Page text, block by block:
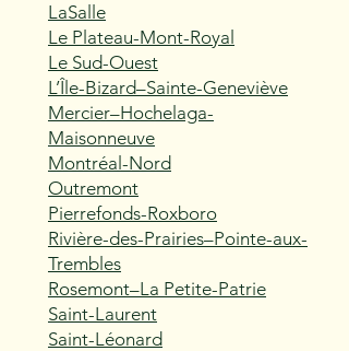
LaSalle
Le Plateau-Mont-Royal
Le Sud-Ouest
L’Île-Bizard–Sainte-Geneviève
Mercier–Hochelaga-
Maisonneuve
Montréal-Nord
Outremont
Pierrefonds-Roxboro
Rivière-des-Prairies–Pointe-aux-
Trembles
Rosemont–La Petite-Patrie
Saint-Laurent
Saint-Léonard